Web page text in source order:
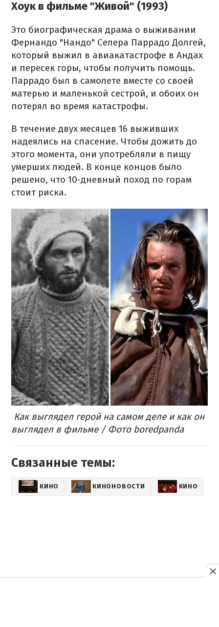
Хоук в фильме "Живой" (1993)
Это биографическая драма о выживании
Фернандо "Нандо" Селера Паррадо Долгей,
который выжил в авиакатастрофе в Андах
и пересек горы, чтобы получить помощь.
Паррадо был в самолете вместе со своей
матерью и маленькой сестрой, и обоих он
потерял во время катастрофы.
В течение двух месяцев 16 выживших
надеялись на спасение. Чтобы дожить до
этого момента, они употребляли в пищу
умерших людей. В конце концов было
решено, что 10-дневный поход по горам
стоит риска.
Как выглядел герой на самом деле и как он
выглядел в фильме / Фото boredpanda
Связанные темы:
КИНО КИНОНОВОСТИ КИНО